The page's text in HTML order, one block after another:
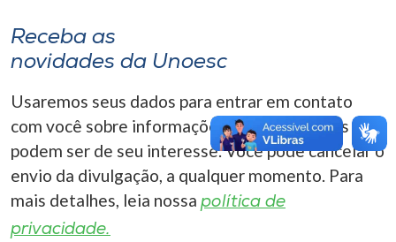
Receba as
novidades da Unoesc
Usaremos seus dados para entrar em contato
com você sobre informações correlacionadas que
podem ser de seu interesse. Você pode cancelar o
envio da divulgação, a qualquer momento. Para
mais detalhes, leia nossa política de
privacidade.